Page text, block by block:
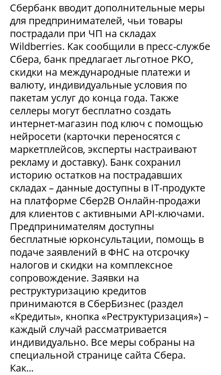
Сбербанк вводит дополнительные меры
для предпринимателей, чьи товары
пострадали при ЧП на складах
Wildberries. Как сообщили в пресс-службе
Сбера, банк предлагает льготное РКО,
скидки на международные платежи и
валюту, индивидуальные условия по
пакетам услуг до конца года. Также
селлеры могут бесплатно создать
интернет-магазин под ключ с помощью
нейросети (карточки переносятся с
маркетплейсов, эксперты настраивают
рекламу и доставку). Банк сохранил
историю остатков на пострадавших
складах – данные доступны в IT-продукте
на платформе Сбер2В Онлайн-продажи
для клиентов с активными API-ключами.
Предпринимателям доступны
бесплатные юрконсультации, помощь в
подаче заявлений в ФНС на отсрочку
налогов и скидки на комплексное
сопровождение. Заявки на
реструктуризацию кредитов
принимаются в СберБизнес (раздел
«Кредиты», кнопка «Реструктуризация») –
каждый случай рассматривается
индивидуально. Все меры собраны на
специальной странице сайта Сбера.
Как...